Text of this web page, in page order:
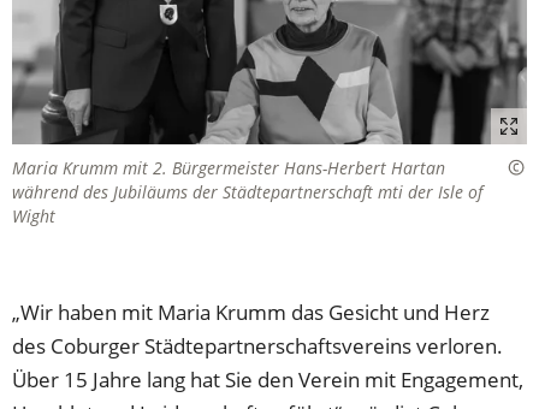
Maria Krumm mit 2. Bürgermeister Hans-Herbert Hartan
während des Jubiläums der Städtepartnerschaft mti der Isle of
Wight
„Wir haben mit Maria Krumm das Gesicht und Herz
des Coburger Städtepartnerschaftsvereins verloren.
Über 15 Jahre lang hat Sie den Verein mit Engagement,